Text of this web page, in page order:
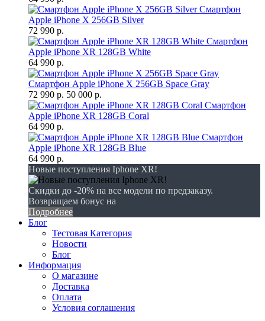
Смартфон
Apple iPhone X 256GB Silver
72 990 р.
Смартфон
Apple iPhone XR 128GB White
64 990 р.
Смартфон Apple iPhone X 256GB Space Gray
72 990 р. 50 000 р.
Смартфон
Apple iPhone XR 128GB Coral
64 990 р.
Смартфон
Apple iPhone XR 128GB Blue
64 990 р.
Новые поступления Iphone XR!
Скидки до -20% на все модели по предзаказу.
Возвращаем бонус на
Подробнее
Блог
Тестовая Категория
Новости
Блог
Информация
О магазине
Доставка
Оплата
Условия соглашения